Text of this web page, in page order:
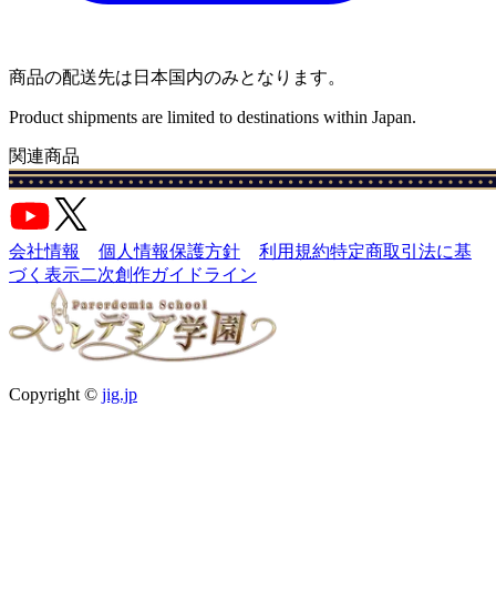
商品の配送先は日本国内のみとなります。
Product shipments are limited to destinations within Japan.
関連商品
会社情報 個人情報保護方針 利用規約特定商取引法に基
づく表示二次創作ガイドライン
Copyright © jig.jp